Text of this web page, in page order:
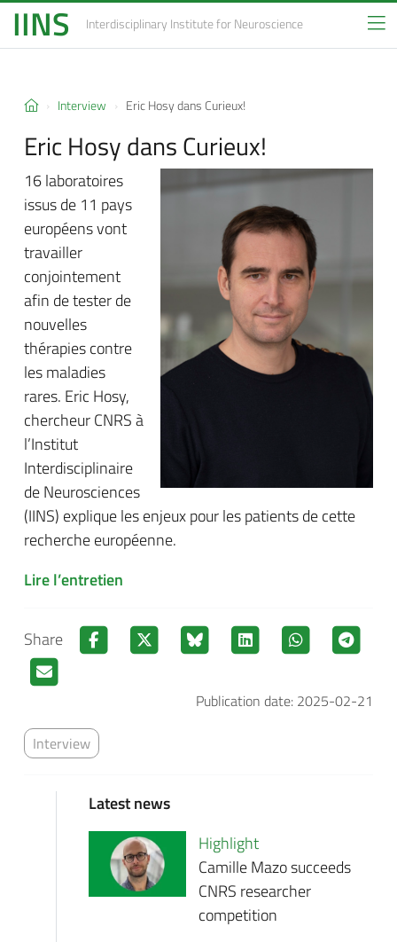
IINS Interdisciplinary Institutefor Neuroscience
Interview Eric Hosy dans Curieux!
Eric Hosy dans Curieux!
16 laboratoires
issus de 11 pays
européens vont
travailler
conjointement
afin de tester de
nouvelles
thérapies contre
les maladies
rares. Eric Hosy,
chercheur CNRS à
l’Institut
Interdisciplinaire
de Neurosciences
(IINS) explique les enjeux pour les patients de cette
recherche européenne.
Lire l’entretien
Share
Publication date: 2025-02-21
Interview
Latest news
Highlight
Camille Mazo succeeds
CNRS researcher
competition